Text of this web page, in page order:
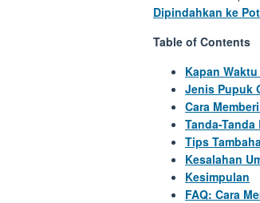
Dipindahkan ke
Table of Contents
Kapan
Jenis Pupuk
Cara
Tanda-
Tips
Kesalahan
Kesimpulan
FAQ: Cara